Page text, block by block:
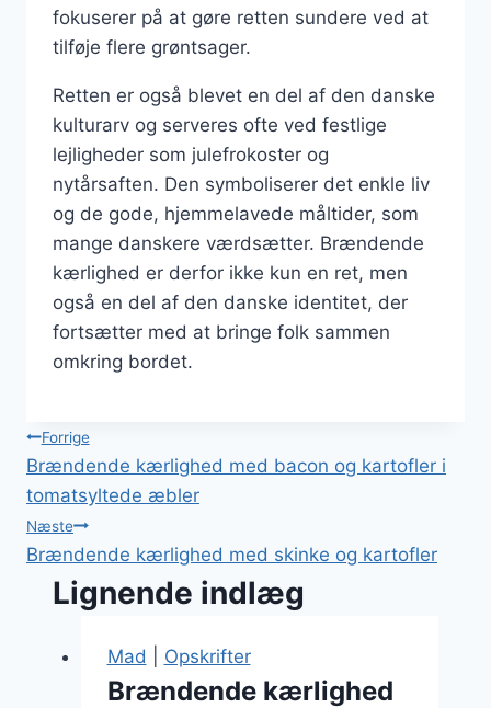
fokuserer på at gøre retten sundere ved at
tilføje flere grøntsager.
Retten er også blevet en del af den danske
kulturarv og serveres ofte ved festlige
lejligheder som julefrokoster og
nytårsaften. Den symboliserer det enkle liv
og de gode, hjemmelavede måltider, som
mange danskere værdsætter. Brændende
kærlighed er derfor ikke kun en ret, men
også en del af den danske identitet, der
fortsætter med at bringe folk sammen
omkring bordet.
Indlægsnavigation
Forrige
Brændende kærlighed med bacon og kartofler i
tomatsyltede æbler
Næste
Brændende kærlighed med skinke og kartofler
Lignende indlæg
Mad Opskrifter
Brændende kærlighed